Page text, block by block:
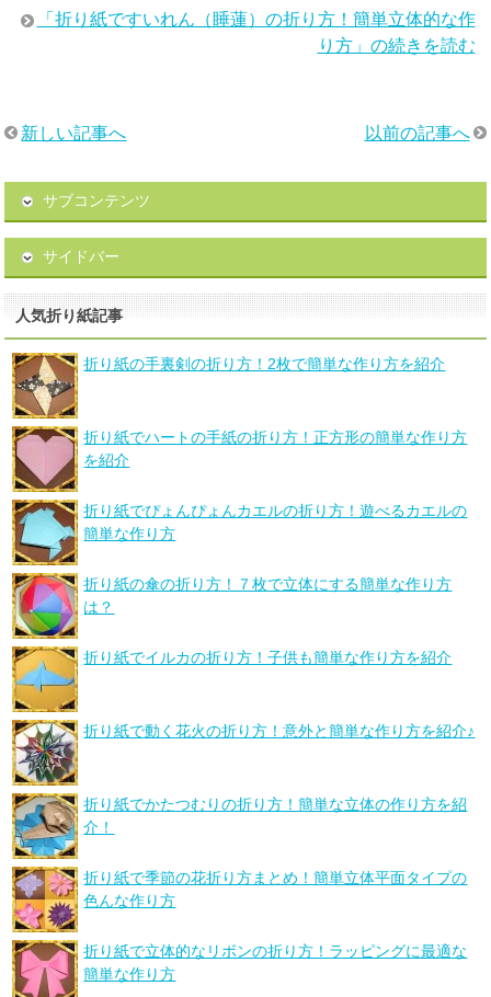
「折り紙ですいれん（睡蓮）の折り方！簡単立体的な作
り方」の続きを読む
以前の記事へ
新しい記事へ
サブコンテンツ
サイドバー
人気折り紙記事
折り紙の手裏剣の折り方！2枚で簡単な作り方を紹介
折り紙でハートの手紙の折り方！正方形の簡単な作り方
を紹介
折り紙でぴょんぴょんカエルの折り方！遊べるカエルの
簡単な作り方
折り紙の傘の折り方！７枚で立体にする簡単な作り方
は？
折り紙でイルカの折り方！子供も簡単な作り方を紹介
折り紙で動く花火の折り方！意外と簡単な作り方を紹介♪
折り紙でかたつむりの折り方！簡単な立体の作り方を紹
介！
折り紙で季節の花折り方まとめ！簡単立体平面タイプの
色んな作り方
折り紙で立体的なリボンの折り方！ラッピングに最適な
簡単な作り方